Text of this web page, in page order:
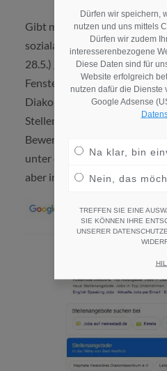
Gibt man eine beispielhafte
sozialarbeiter bad hersfeld“
28.5.) gleich zwei unserer
Fenster – erkennbar an dem
Diakonie – Diakonie
Stellenanzeige. In einem
Bewerbermarkt wie Berlin
unter die Top3 Ergebnisse im
aber immerhin unter die
Dürfen wir speichern,
nutzen und uns mittels
Dürfen wir zudem
interesserenbezogene
Diese Daten sind für
Website erfolgreich
nutzen dafür die Dienste
Google Adsense
Na klar, bin
Nein, das
TREFFEN SIE EINE
SIE KÖNNEN IHRE
UNSERER